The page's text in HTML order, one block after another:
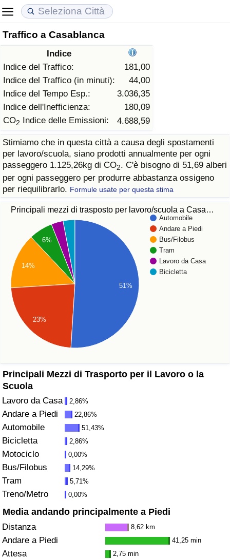
Traffico a Casablanca
Indice
Indice del Traffico:
181,00
Indice del Traffico (in minuti):
44,00
Indice del Tempo Esp.:
3.036,35
Indice dell'Inefficienza:
180,09
CO2 Indice delle Emissioni: 4.688,59
Stimiamo che in questa città a causa degli spostamenti
per lavoro/scuola, siano prodotti annualmente per ogni
passeggero 1.125,26kg di CO2. C'è bisogno di 51,69 alberi
per ogni passeggero per produrre abbastanza ossigeno
per riequilibrarlo. Formule usate per questa stima
Principali mezzi di trasposto per lavoro/scuola a Casa…
Automobile
Andare a Piedi
Bus/Filobus
Tram
Lavoro da Casa
Bicicletta
6%
14%
23%
51%
Principali Mezzi di Trasporto per il Lavoro o la
Scuola
Lavoro da Casa 2,86%
Andare a Piedi 22,86%
Automobile 51,43%
Bicicletta 2,86%
Motociclo 0,00%
Bus/Filobus 14,29%
Tram 5,71%
Treno/Metro 0,00%
Media andando principalmente a Piedi
Distanza 8,62 km
Andare a Piedi 41,25 min
Attesa 2,75 min
Costo della vita
Indice Del Costo Della Vita (corrente)
Indice Del Costo Della Vita
Indice del Costo della Vita per Nazione
ad Aqaba
Prezzi degli immobili
Indice del Prezzo delle Case (Corrente)
Indice del Prezzo delle Case
Indice del Prezzo delle Case per Nazione
Qualità della Vita
Indice della Qualità della Vita
Indice della Qualità della Vita (Corrente)
Indice della qualità della vita per Paese
Criminalità
Indice del Tasso di Criminalità (Corrente)
Indice della Criminalità
Indice di criminalità per paese
Assistenza Sanitaria
Indice dell’Assistenza Sanitaria (Corrente)
Indice dell’Assistenza Sanitaria
Indice dell’Assistenza Sanitaria per Nazione
Indice dell’Inquinamento (Corrente)
Indice di inquinamento
Indice dell’Inquinamento per Nazione
Traffico
Indice del Traffico
Indice del traffico (Corrente)
Indice del traffico per Nazione